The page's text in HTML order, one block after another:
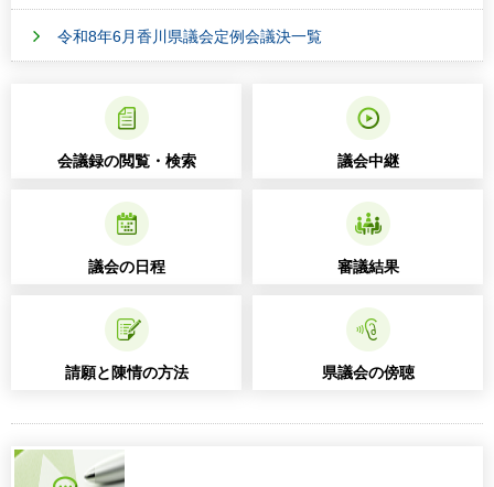
令和8年6月香川県議会定例会議決一覧
会議録の閲覧・検索 議会中継
議会の日程 審議結果
請願と陳情の方法 県議会の傍聴